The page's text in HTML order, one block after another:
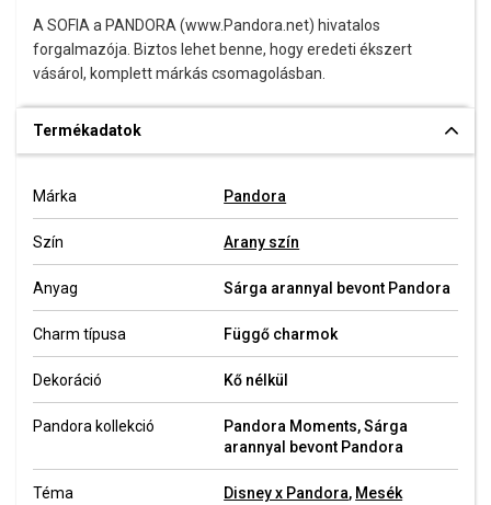
A SOFIA a PANDORA (www.Pandora.net) hivatalos
forgalmazója. Biztos lehet benne, hogy eredeti ékszert
vásárol, komplett márkás csomagolásban.
Termékadatok
Márka Pandora
Szín Arany szín
Anyag Sárga arannyal bevont Pandora
Charm típusa Függő charmok
Dekoráció Kő nélkül
Pandora kollekció
Pandora Moments, Sárga
arannyal bevont Pandora
Téma Disney x Pandora, Mesék